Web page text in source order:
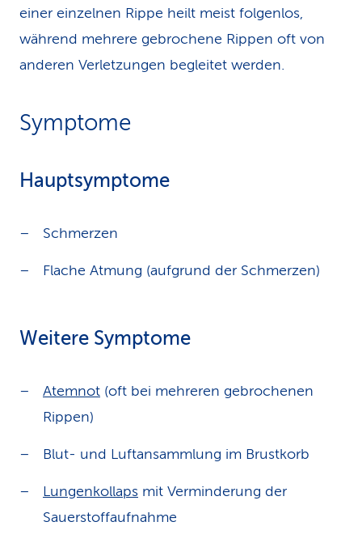
einer einzelnen Rippe heilt meist folgenlos,
während mehrere gebrochene Rippen oft von
anderen Verletzungen begleitet werden.
Symptome
Hauptsymptome
Schmerzen
Flache Atmung (aufgrund der Schmerzen)
Weitere Symptome
Atemnot (oft bei mehreren gebrochenen
Rippen)
Blut- und Luftansammlung im Brustkorb
Lungenkollaps mit Verminderung der
Sauerstoffaufnahme